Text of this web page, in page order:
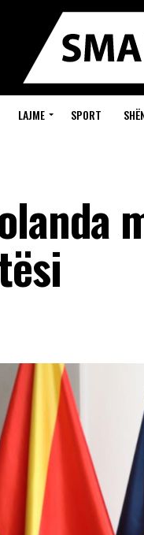
LAJME SPORT